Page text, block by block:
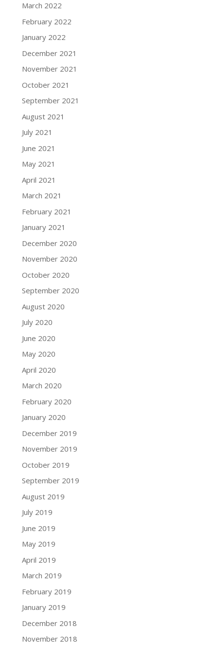
March 2022
February 2022
January 2022
December 2021
November 2021
October 2021
September 2021
August 2021
July 2021
June 2021
May 2021
April 2021
March 2021
February 2021
January 2021
December 2020
November 2020
October 2020
September 2020
August 2020
July 2020
June 2020
May 2020
April 2020
March 2020
February 2020
January 2020
December 2019
November 2019
October 2019
September 2019
August 2019
July 2019
June 2019
May 2019
April 2019
March 2019
February 2019
January 2019
December 2018
November 2018